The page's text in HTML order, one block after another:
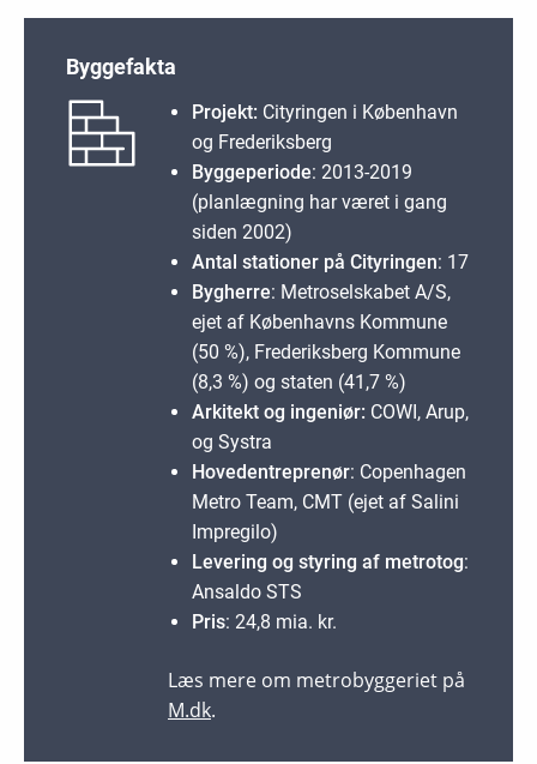
Byggefakta
Projekt: Cityringen i København
og Frederiksberg
Byggeperiode: 2013-2019
(planlægning har været i gang
siden 2002)
Antal stationer på Cityringen: 17
Bygherre: Metroselskabet A/S,
ejet af Københavns Kommune
(50 %), Frederiksberg Kommune
(8,3 %) og staten (41,7 %)
Arkitekt og ingeniør: COWI, Arup,
og Systra
Hovedentreprenør: Copenhagen
Metro Team, CMT (ejet af Salini
Impregilo)
Levering og styring af metrotog:
Ansaldo STS
Pris: 24,8 mia. kr.
Læs mere om metrobyggeriet på
M.dk.